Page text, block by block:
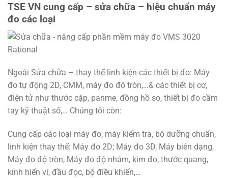
TSE VN cung cấp – sửa chữa – hiệu chuẩn máy
đo các loại
Ngoài Sửa chữa – thay thế linh kiện các thiết bị đo: Máy
đo tự động 2D, CMM, máy đo độ tròn,…& các thiết bị cơ,
điện tử như thước cặp, panme, đồng hồ so, thiết bị đo cầm
tay kỹ thuật số,… Chúng tôi còn:
Cung cấp các loại máy đo, máy kiểm tra, bộ dưỡng chuẩn,
linh kiện thay thế: Máy đo 2D; Máy đo 3D, Máy biên dạng,
Máy đo độ tròn, Máy đo độ nhám, kim đo, thước quang,
kính hiển vi, đầu đọc, bộ điều khiển,…